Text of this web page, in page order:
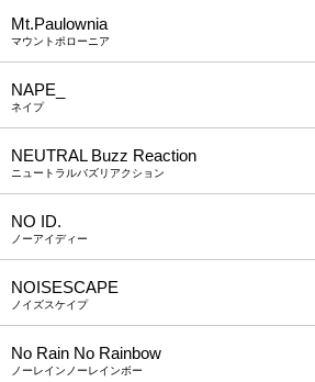
Mt.Paulownia
マウントポローニア
NAPE_
ネイプ
NEUTRAL Buzz Reaction
ニュートラルバズリアクション
NO ID.
ノーアイディー
NOISESCAPE
ノイズスケイプ
No Rain No Rainbow
ノーレインノーレインボー